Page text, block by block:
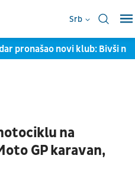
Srb
pronašao novi klub: Bivši
na
GP karavan,